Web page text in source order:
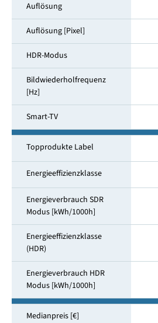
Auflösung
Auflösung [Pixel]
HDR-Modus
Bildwiederholfrequenz
[Hz]
Smart-TV
Topprodukte Label
Energieeffizienzklasse
Energieverbrauch SDR
Modus [kWh/1000h]
Energieeffizienzklasse
(HDR)
Energieverbrauch HDR
Modus [kWh/1000h]
Medianpreis [€]